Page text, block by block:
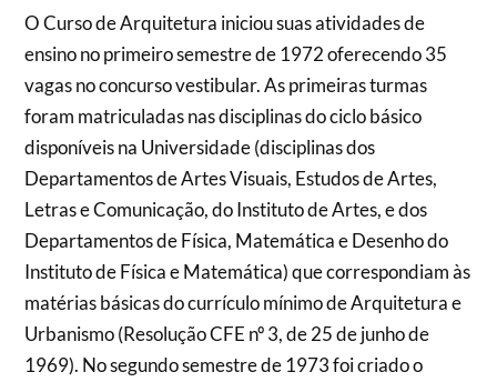
O Curso de Arquitetura iniciou suas atividades de
ensino no primeiro semestre de 1972 oferecendo 35
vagas no concurso vestibular. As primeiras turmas
foram matriculadas nas disciplinas do ciclo básico
disponíveis na Universidade (disciplinas dos
Departamentos de Artes Visuais, Estudos de Artes,
Letras e Comunicação, do Instituto de Artes, e dos
Departamentos de Física, Matemática e Desenho do
Instituto de Física e Matemática) que correspondiam às
matérias básicas do currículo mínimo de Arquitetura e
Urbanismo (Resolução CFE nº 3, de 25 de junho de
1969). No segundo semestre de 1973 foi criado o